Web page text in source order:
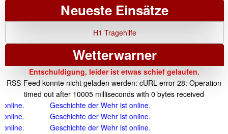
Neueste Einsätze
H1 Tragehilfe
Wetterwarner
Entschuldigung, leider ist etwas schief gelaufen.
RSS-Feed konnte nicht geladen werden: cURL error 28: Operation
timed out after 10005 milliseconds with 0 bytes received
Geschichte der Wehr ist online.
Geschichte der Wehr ist online.
Geschichte der Wehr ist online.